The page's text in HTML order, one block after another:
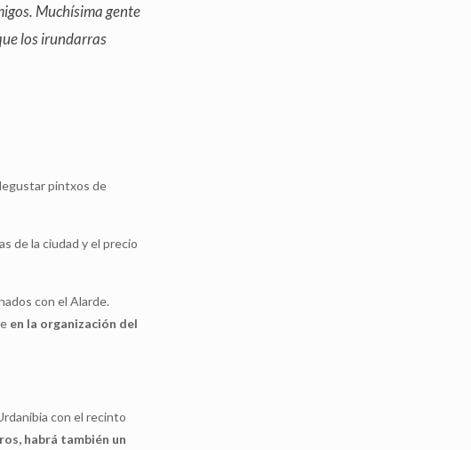
Muchísima gente
los irundarras
pintxos de
de la ciudad y el precio
con el Alarde.
en la organización del
con el recinto
habrá también un